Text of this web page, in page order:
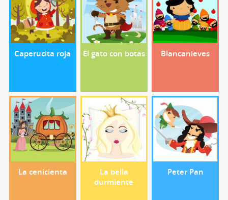
Caperucita roja El gato con botas Blancanieves
La cenicienta
La bella
durmiente
Peter Pan